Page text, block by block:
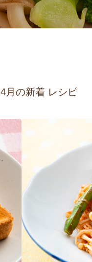
4月の新着 レシピ